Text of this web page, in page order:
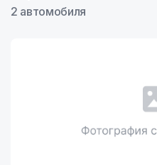
2 автомобиля